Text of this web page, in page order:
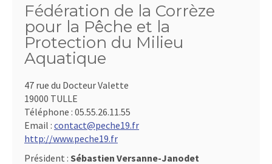
Fédération de la Corrèze
pour la Pêche et la
Protection du Milieu
Aquatique
47 rue du Docteur Valette
19000 TULLE
Téléphone : 05.55.26.11.55
Email : contact@peche19.fr
http://www.peche19.fr
Président : Sébastien Versanne-Janodet